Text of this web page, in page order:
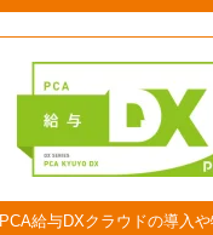
PCA給与DXクラウドの導入